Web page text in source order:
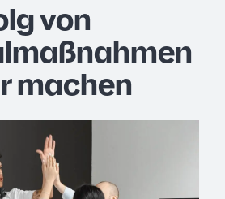
von
machen